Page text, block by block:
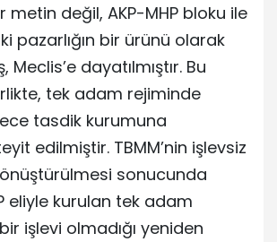
metin değil, AKP-MHP bloku ile
pazarlığın bir ürünü olarak
Meclis’e dayatılmıştır. Bu
tek adam rejiminde
tasdik kurumuna
edilmiştir. TBMM’nin işlevsiz
sonucunda
eliyle kurulan tek adam
işlevi olmadığı yeniden